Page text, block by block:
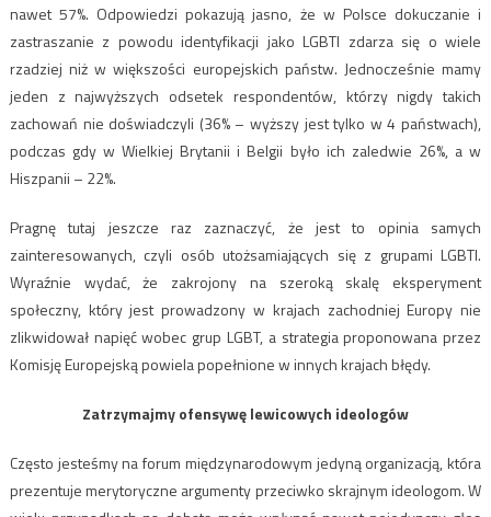
nawet 57%. Odpowiedzi pokazują jasno, że w Polsce dokuczanie i
zastraszanie z powodu identyfikacji jako LGBTI zdarza się o wiele
rzadziej niż w większości europejskich państw. Jednocześnie mamy
jeden z najwyższych odsetek respondentów, którzy nigdy takich
zachowań nie doświadczyli (36% – wyższy jest tylko w 4 państwach),
podczas gdy w Wielkiej Brytanii i Belgii było ich zaledwie 26%, a w
Hiszpanii – 22%.
Pragnę tutaj jeszcze raz zaznaczyć, że jest to opinia samych
zainteresowanych, czyli osób utożsamiających się z grupami LGBTI.
Wyraźnie wydać, że zakrojony na szeroką skalę eksperyment
społeczny, który jest prowadzony w krajach zachodniej Europy nie
zlikwidował napięć wobec grup LGBT, a strategia proponowana przez
Komisję Europejską powiela popełnione w innych krajach błędy.
Zatrzymajmy ofensywę lewicowych ideologów
Często jesteśmy na forum międzynarodowym jedyną organizacją, która
prezentuje merytoryczne argumenty przeciwko skrajnym ideologom. W